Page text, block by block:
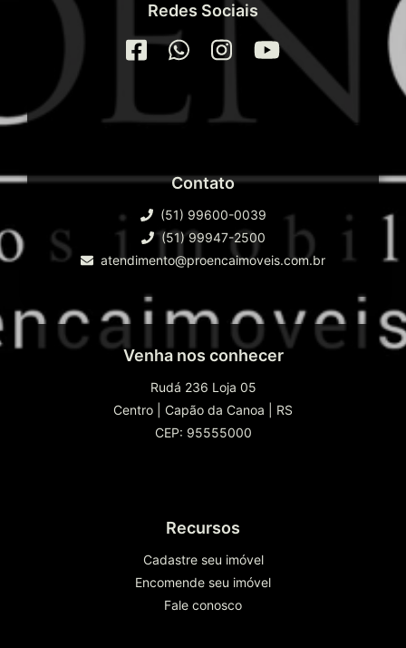
Redes Sociais
Contato
(51) 99600-0039
(51) 99947-2500
atendimento@proencaimoveis.com.br
Venha nos conhecer
Rudá 236 Loja 05
Centro
Capão da Canoa
RS
CEP: 95555000
Recursos
Cadastre seu imóvel
Encomende seu imóvel
Fale conosco